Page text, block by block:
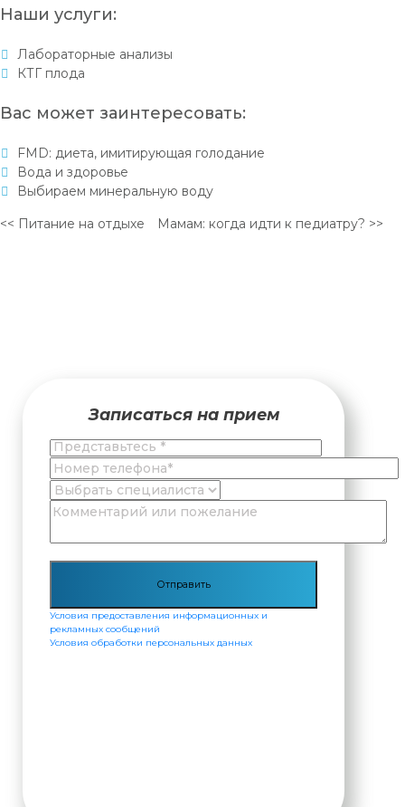
Наши услуги:
Лабораторные анализы
КТГ плода
Вас может заинтересовать:
FMD: диета, имитирующая голодание
Вода и здоровье
Выбираем минеральную воду
<< Питание на отдыхе
Мамам: когда идти к педиатру? >>
Записаться на прием
Условия предоставления информационных и
рекламных сообщений
Условия обработки персональных данных